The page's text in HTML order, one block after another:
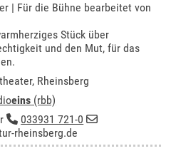
| Für die Bühne bearbeitet von
Stück über
und den Mut, für das
Rheinsberg
eins (rbb)
033931 721-0
rheinsberg.de